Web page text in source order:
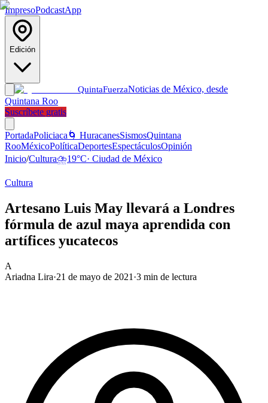
ImpresoPodcastApp
Edición
QuintaFuerzaNoticias de México, desde
Quintana Roo
Suscríbete gratis
PortadaPoliciaca 🌀 HuracanesSismosQuintana
RooMéxicoPolíticaDeportesEspectáculosOpinión
Inicio/Cultura⛈️19°C· Ciudad de México
Cultura
Artesano Luis May llevará a Londres
fórmula de azul maya aprendida con
artífices yucatecos
A
Ariadna Lira·21 de mayo de 2021 ·3 min de lectura